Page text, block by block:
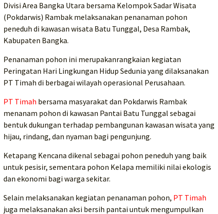
Divisi Area Bangka Utara bersama Kelompok Sadar Wisata
(Pokdarwis) Rambak melaksanakan penanaman pohon
peneduh di kawasan wisata Batu Tunggal, Desa Rambak,
Kabupaten Bangka.
Penanaman pohon ini merupakanrangkaian kegiatan
Peringatan Hari Lingkungan Hidup Sedunia yang dilaksanakan
PT Timah di berbagai wilayah operasional Perusahaan.
PT Timah bersama masyarakat dan Pokdarwis Rambak
menanam pohon di kawasan Pantai Batu Tunggal sebagai
bentuk dukungan terhadap pembangunan kawasan wisata yang
hijau, rindang, dan nyaman bagi pengunjung.
Ketapang Kencana dikenal sebagai pohon peneduh yang baik
untuk pesisir, sementara pohon Kelapa memiliki nilai ekologis
dan ekonomi bagi warga sekitar.
Selain melaksanakan kegiatan penanaman pohon, PT Timah
juga melaksanakan aksi bersih pantai untuk mengumpulkan